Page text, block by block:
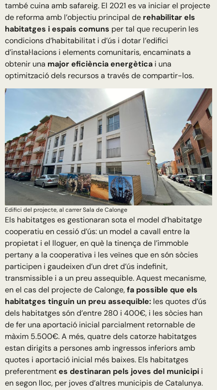
també cuina amb safareig. El 2021 es va iniciar el projecte
de reforma amb l’objectiu principal de rehabilitar els
habitatges i espais comuns per tal que recuperin les
condicions d’habitabilitat i d’ús i dotar l’edifici
d’instal·lacions i elements comunitaris, encaminats a
obtenir una major eficiència energètica i una
optimització dels recursos a través de compartir-los.
Edifici del projecte, al carrer Sala de Calonge
Els habitatges es gestionaran sota el model d’habitatge
cooperatiu en cessió d’ús: un model a cavall entre la
propietat i el lloguer, en què la tinença de l’immoble
pertany a la cooperativa i les veïnes que en són sòcies
participen i gaudeixen d’un dret d’ús indefinit,
transmissible i a un preu assequible. Aquest mecanisme,
en el cas del projecte de Calonge,fa possible que els
habitatges tinguin un preu assequible: les quotes d’ús
dels habitatges són d’entre 280 i 400€, i les sòcies han
de fer una aportació inicial parcialment retornable de
màxim 5.500€. A més, quatre dels catorze habitatges
estan dirigits a persones amb ingressos inferiors amb
quotes i aportació inicial més baixes. Els habitatges
preferentmentes destinaran pels joves del municipi i
en segon lloc, per joves d’altres municipis de Catalunya.